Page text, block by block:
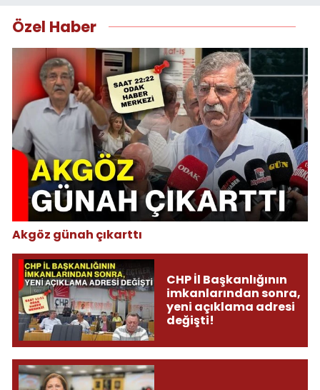
Özel Haber
Akgöz günah çıkarttı
CHP İl Başkanlığının
imkanlarından sonra,
yeni açıklama adresi
değişti!